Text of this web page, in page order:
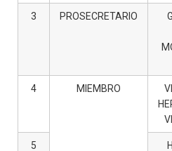
3 PROSECRETARIO
4 MIEMBRO
5